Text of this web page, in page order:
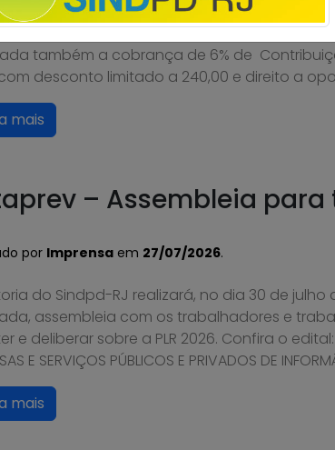
realizada ontem, 30 de julho, na
da Dataprev aprovaram a proposta
também a cobrança de 6% de
desconto limitado a 240,00 e direito a
mais
– Assembleia para
por Imprensa em 27/07/2026.
do Sindpd-RJ realizará, no dia 30 de julho
assembleia com os trabalhadores e
e deliberar sobre a PLR 2026. Confira o edital:
E SERVIÇOS PÚBLICOS E PRIVADOS DE
mais